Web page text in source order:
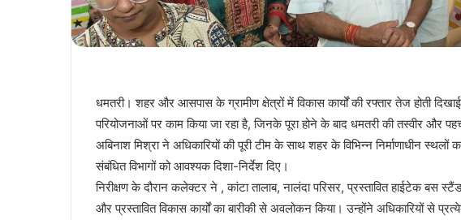
धमतरी। शहर और आसपास के ग्रामीण क्षेत्रों में विकास कार्यों की रफ्तार तेज होती
परियोजनाओं पर काम किया जा रहा है, जिनके पूरा होने के बाद धमतरी की तस्वीर और
अबिनाश मिश्रा ने अधिकारियों की पूरी टीम के साथ शहर के विभिन्न निर्माणाधीन स्थलों
संबंधित विभागों को आवश्यक दिशा-निर्देश दिए।
निरीक्षण के दौरान कलेक्टर ने , कांटा तालाब, नालंदा परिसर, प्रस्तावित हाईटेक बस
और प्रस्तावित विकास कार्यों का बारीकी से अवलोकन किया। उन्होंने अधिकारियों से